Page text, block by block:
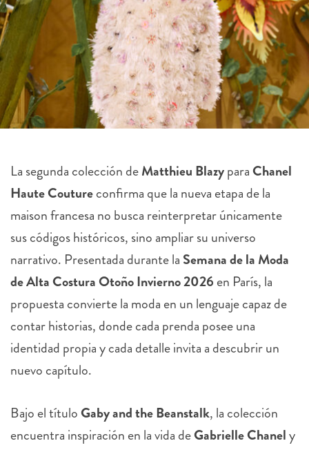
Haute Coutureconfirma que la nueva etapa de la
maison francesa no busca reinterpretar únicamente
sus códigos históricos, sino ampliar su universo
narrativo. Presentada durante laSemana de la Moda
de Alta Costura Otoño Invierno 2026en París, la
propuesta convierte la moda en un lenguaje capaz de
contar historias, donde cada prenda posee una
identidad propia y cada detalle invita a descubrir un
nuevo capítulo.
encuentra inspiración en la vida deGabrielle Chanel
en los libros de cuentos que formaban parte de la